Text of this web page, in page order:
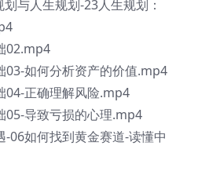
与人生规划-23人生规划：
02.mp4
03-如何分析资产的价值.mp4
04-正确理解风险.mp4
05-导致亏损的心理.mp4
-06如何找到黄金赛道-读懂中